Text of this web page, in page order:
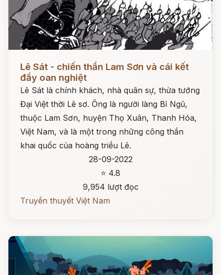
Lê Sát - chiến thần Lam Sơn và cái kết
đầy oan nghiệt
Lê Sát là chính khách, nhà quân sự, thừa tướng
Đại Việt thời Lê sơ. Ông là người làng Bỉ Ngũ,
thuộc Lam Sơn, huyện Thọ Xuân, Thanh Hóa,
Việt Nam, và là một trong những công thần
khai quốc của hoàng triều Lê.
28-09-2022
⭐ 4.8
9,954 lượt đọc
Truyền thuyết Việt Nam